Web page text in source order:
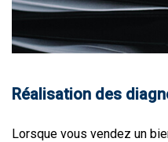
Réalisation des
Lorsque vous vendez un